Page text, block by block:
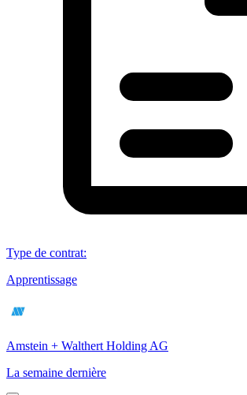
Type de contrat:
Apprentissage
Amstein + Walthert Holding AG
La semaine dernière